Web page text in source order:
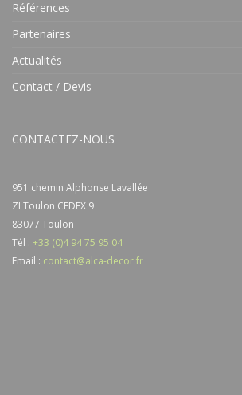
Références
Partenaires
Actualités
Contact / Devis
CONTACTEZ-NOUS
951 chemin Alphonse Lavallée
ZI Toulon CEDEX 9
83077 Toulon
Tél : +33 (0)4 94 75 95 04
Email : contact@alca-decor.fr